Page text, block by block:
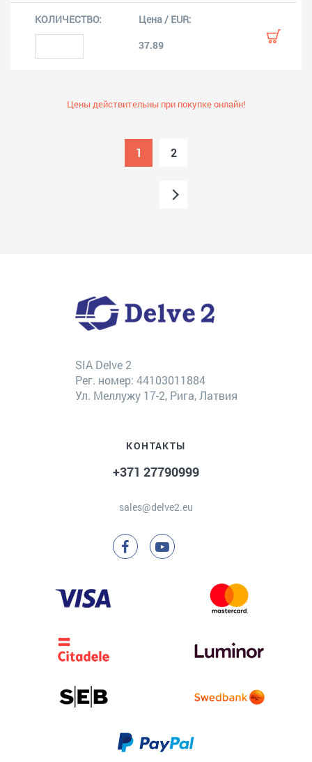
37.89
Цены действительны при покупке онлайн!
1 2
SIA Delve 2
Рег. номер: 44103011884
Ул. Меллужу 17-2, Рига, Латвия
КОНТАКТЫ
+371 27790999
sales@delve2.eu